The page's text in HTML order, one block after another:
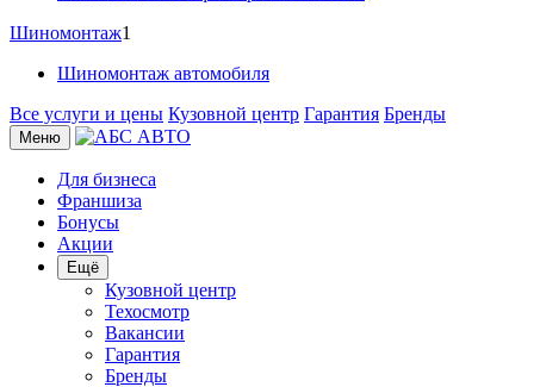
Шиномонтаж1
Шиномонтаж автомобиля
Все услуги и цены Кузовной центр Гарантия Бренды
Меню
Для бизнеса
Франшиза
Бонусы
Акции
Ещё
Кузовной центр
Техосмотр
Вакансии
Гарантия
Бренды